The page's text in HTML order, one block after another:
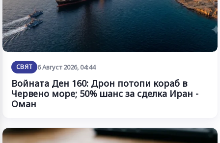
СВЯТ 6 Август 2026, 04:44
Войната Ден 160: Дрон потопи кораб в
Червено море; 50% шанс за сделка Иран -
Оман